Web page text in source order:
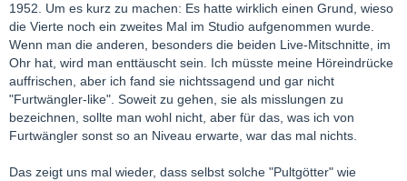
1952. Um es kurz zu machen: Es hatte wirklich einen Grund, wieso
die Vierte noch ein zweites Mal im Studio aufgenommen wurde.
Wenn man die anderen, besonders die beiden Live-Mitschnitte, im
Ohr hat, wird man enttäuscht sein. Ich müsste meine Höreindrücke
auffrischen, aber ich fand sie nichtssagend und gar nicht
"Furtwängler-like". Soweit zu gehen, sie als misslungen zu
bezeichnen, sollte man wohl nicht, aber für das, was ich von
Furtwängler sonst so an Niveau erwarte, war das mal nichts.
Das zeigt uns mal wieder, dass selbst solche "Pultgötter" wie